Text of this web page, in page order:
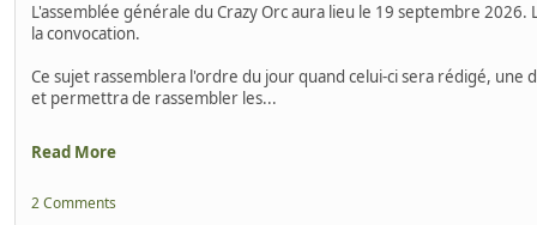
L'assemblée générale du Crazy Orc aura lieu le 19 septembre
la convocation.
Ce sujet rassemblera l'ordre du jour quand celui-ci sera rédigé, une
et permettra de rassembler les...
Read More
2 Comments